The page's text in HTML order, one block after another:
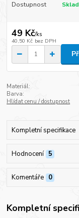
Dostupnost
49 Kč/ks
40,50 Kč bez DPH
Materiál:
Barva:
Hlídat cenu / dostupnost
Kompletní specifikace
Hodnocení 5
Komentáře 0
Kompletní